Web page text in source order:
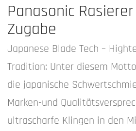
Panasonic
Zugabe
Japanese Blade Tech –
Tradition: Unter diesem
die japanische
Marken-und
ultrascharfe Klingen in den